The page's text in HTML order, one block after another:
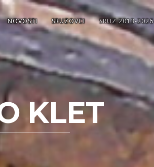
NOVOSTI SRUZOVCI SRUZ 2013-2026
KLET